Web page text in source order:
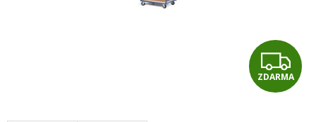
Z
D
ZDARMA